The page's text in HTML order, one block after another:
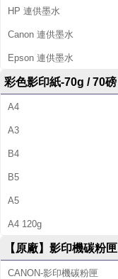
HP 連供墨水
Canon 連供墨水
Epson 連供墨水
彩色影印紙-70g / 70磅
A4
A3
B4
B5
A5
A4 120g
【原廠】影印機碳粉匣
CANON-影印機碳粉匣